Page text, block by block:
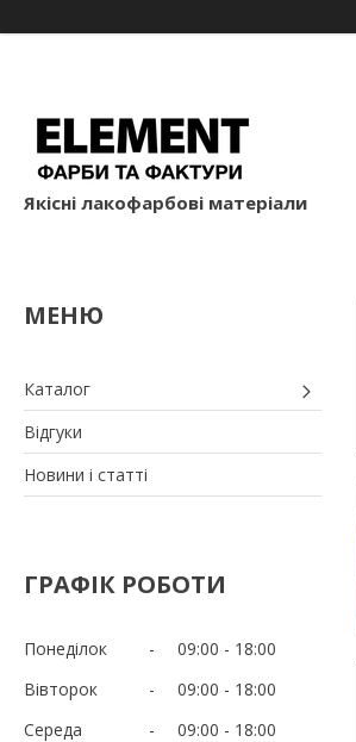
Якісні лакофарбові матеріали
Каталог
Відгуки
Новини і статті
ГРАФІК РОБОТИ
Понеділок 09:00
18:00
Вівторок
09:00
18:00
Середа
09:00
18:00